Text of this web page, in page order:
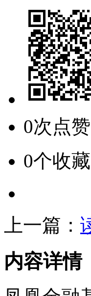
0次点赞
0个收藏
上一篇：
内容详情